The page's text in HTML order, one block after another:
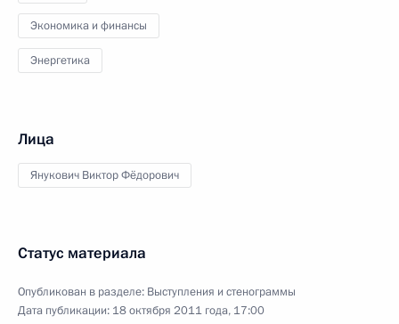
Экономика и финансы
Энергетика
Лица
Янукович Виктор Фёдорович
Статус материала
Опубликован в разделе: Выступления и стенограммы
Дата публикации: 18 октября 2011 года, 17:00